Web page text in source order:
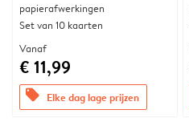
papierafwerkingen
Set van 10 kaarten
Vanaf
€ 11,99
offers Elke dag lage prijzen